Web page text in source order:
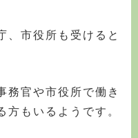
、市役所も受けると
務官や市役所で働き
方もいるようです。